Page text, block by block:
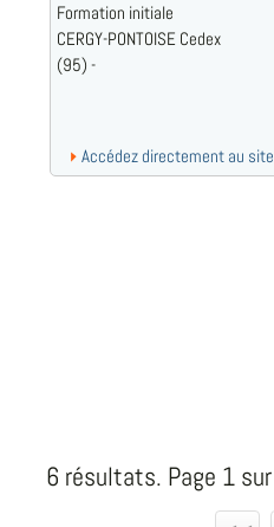
Formation initiale
CERGY-PONTOISE Cedex
(95) -
Accédez directement au
6 résultats. Page 1